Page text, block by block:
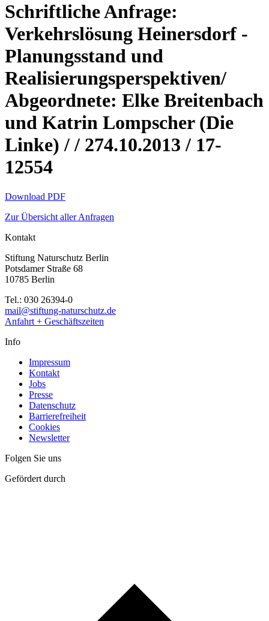
Schriftliche Anfrage:
Verkehrslösung Heinersdorf -
Planungsstand und
Realisierungsperspektiven/
Abgeordnete: Elke Breitenbach
und Katrin Lompscher (Die
Linke) / / 274.10.2013 / 17-
12554
Download PDF
Zur Übersicht aller Anfragen
Kontakt
Stiftung Naturschutz Berlin
Potsdamer Straße 68
10785 Berlin
Tel.: 030 26394-0
mail@stiftung-naturschutz.de
Anfahrt + Geschäftszeiten
Info
Impressum
Kontakt
Jobs
Presse
Datenschutz
Barrierefreiheit
Cookies
Newsletter
Folgen Sie uns
Gefördert durch